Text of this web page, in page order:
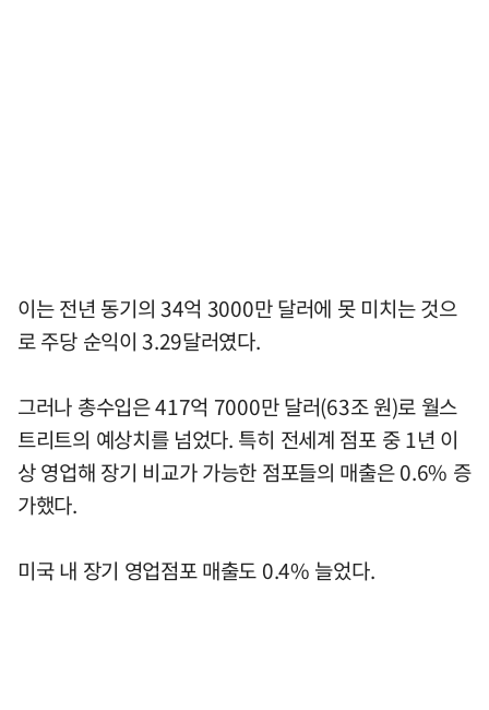
이는 전년 동기의 34억 3000만 달러에 못 미치는 것으
로 주당 순익이 3.29달러였다.
그러나 총수입은 417억 7000만 달러(63조 원)로 월스
트리트의 예상치를 넘었다. 특히 전세계 점포 중 1년 이
상 영업해 장기 비교가 가능한 점포들의 매출은 0.6% 증
가했다.
미국 내 장기 영업점포 매출도 0.4% 늘었다.